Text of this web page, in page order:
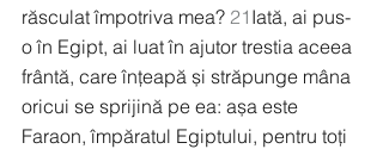
răsculat împotriva mea? 21 Iată, ai pus-
o în Egipt, ai luat în ajutor trestia aceea
frântă, care înțeapă și străpunge mâna
oricui se sprijină pe ea: așa este
Faraon, împăratul Egiptului, pentru toți